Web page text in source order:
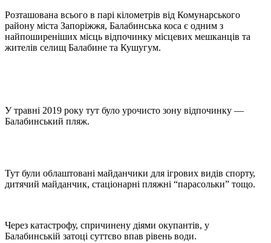
Розташована всього в парі кілометрів від Комунарського
району міста Запоріжжя, Балабинська коса є одним з
найпоширеніших місць відпочинку місцевих мешканців та
жителів селищ Балабине та Кушугум.
У травні 2019 року тут було урочисто зону відпочинку —
Балабинський пляж.
Тут були облаштовані майданчики для ігрових видів спорту,
дитячий майданчик, стаціонарні пляжні “парасольки” тощо.
Через катастрофу, спричинену діями окупантів, у
Балабинській затоці суттєво впав рівень води.